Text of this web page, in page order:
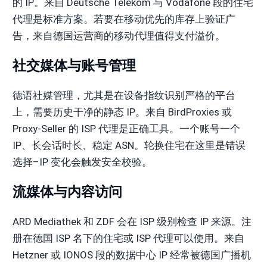
的 IP。来自 Deutsche Telekom 与 Vodafone 段的住宅
代理是标准方案。若要在移动优先的库存上验证广
告，来自德国运营商的移动代理值得支付溢价。
社交媒体与账号管理
德语社媒管理，尤其是在设备指纹识别严格的平台
上，需要历史干净的静态 IP。来自 BirdProxies 或
Proxy-Seller 的 ISP 代理是正确工具。一个账号一个
IP、长会话时长、稳定 ASN。轮换住宅在这里是错误
选择–IP 变化会触发安全校验。
流媒体与内容访问
ARD Mediathek 和 ZDF 会在 ISP 级别检查 IP 来源。注
册在德国 ISP 名下的住宅或 ISP 代理可以使用。来自
Hetzner 或 IONOS 段的数据中心 IP 经常被德国广播机